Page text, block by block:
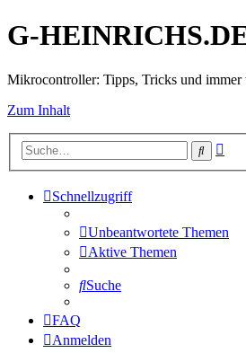
G-
Mikrocontroller: Tipps, Tricks und
Zum Inhalt
Suche
Schnellzugriff
Unbeantwortete Themen
Aktive Themen
Suche
FAQ
Anmelden